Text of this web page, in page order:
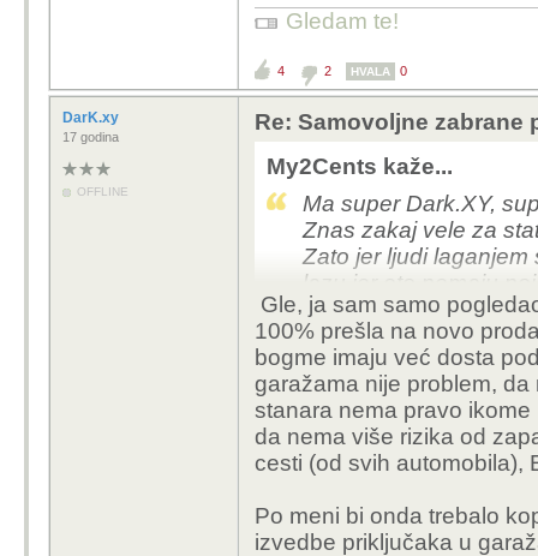
- zabranu EV-a u
- posebne razmake
- posebne sprinkler
- posebne
Obavezni rok za
dana.
U HR Vladi to
očekivati:
- postupak zbog
- službenu opomenu
- kaznu ili čak dnevne
napravljeno nakon
Mogu se kladiti da će
Gledam te!
4 2 HVALA 0
DarK.xy
17 godina
OFFLINE
Re: Samovoljne
My2Cents kaže...
Ma super Dark.XY,
Znas zakaj vele za
Zato jer ljudi
lazu jer eto nemaju
pokusali brojkama
izresetal razumom da
Da bi ista od toga
vozila sto je minimum
korisnike, razloge,
normalizacija starosti
Gle, ja sam samo
100% prešla na novo
bogme imaju već dosta
garažama nije problem,
stanara nema pravo
da nema više rizika od
cesti (od svih automobila),
Po meni bi onda trebalo
izvedbe priključaka u